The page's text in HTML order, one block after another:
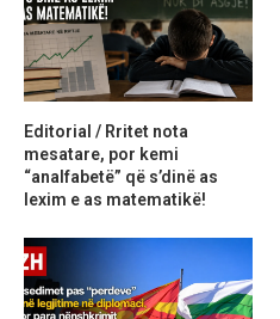
Editorial / Rritet nota
mesatare, por kemi
“analfabetë” që s’dinë as
lexim e as matematikë!